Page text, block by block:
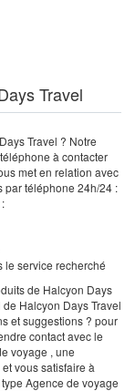
Travel
Travel ? Notre
à contacter
met en relation avec
par téléphone 24h/24 :
le service recherché
de Halcyon Days
Halcyon Days Travel
et suggestions ? pour
contact avec le
voyage , une
vous satisfaire à
Agence de voyage